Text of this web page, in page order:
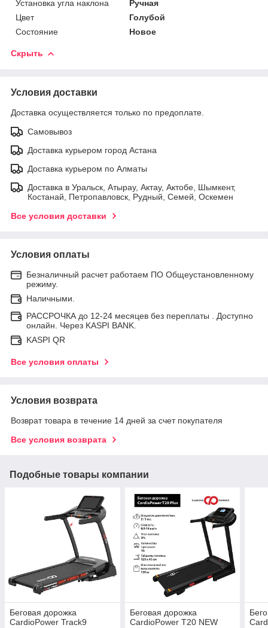
Установка угла наклона
Ручная
Цвет
Голубой
Состояние
Новое
Скрыть
Условия доставки
Доставка осуществляется только по предоплате.
Самовывоз
Доставка курьером город Астана
Доставка курьером по Алматы
Доставка в Уральск, Атырау, Актау, Актобе, Шымкент,
Костанай, Петропавловск, Рудный, Семей, Оскемен
Все условия доставки
Условия оплаты
Безналичный расчет работаем ПО Общеустановленному
режиму.
Наличными.
РАССРОЧКА до 12-24 месяцев без переплаты . Доступно
онлайн. Через KASPI BANK.
KASPI QR
Все условия оплаты
Условия возврата
Возврат товара в течение 14 дней за счет покупателя
Все условия возврата
Подобные товары компании
Беговая дорожка
CardioPower Track9
Беговая дорожка
CardioPower T20 NEW